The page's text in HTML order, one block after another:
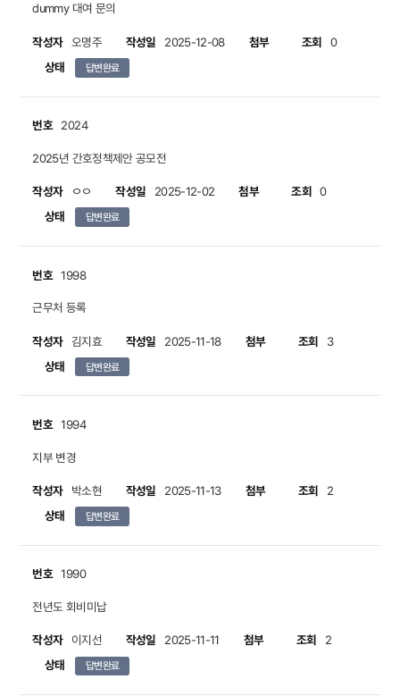
dummy 대여 문의
작성자 오명주 작성일 2025-12-08 첨부 조회 0
상태 답변완료
번호 2024
2025년 간호정책제안 공모전
작성자 ㅇㅇ 작성일 2025-12-02 첨부 조회 0
상태 답변완료
번호 1998
근무처 등록
작성자 김지효 작성일 2025-11-18 첨부 조회 3
상태 답변완료
번호 1994
지부 변경
작성자 박소현 작성일 2025-11-13 첨부 조회 2
상태 답변완료
번호 1990
전년도 회비미납
작성자 이지선 작성일 2025-11-11 첨부 조회 2
상태 답변완료